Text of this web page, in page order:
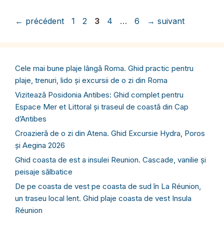
← précédent Page
1 Page
2 Page
3 Page
4 … Page
6 → suivant
Cele mai bune plaje lângă Roma. Ghid practic pentru
plaje, trenuri, lido și excursii de o zi din Roma
Vizitează Posidonia Antibes: Ghid complet pentru
Espace Mer et Littoral și traseul de coastă din Cap
d’Antibes
Croazieră de o zi din Atena. Ghid Excursie Hydra, Poros
și Aegina 2026
Ghid coasta de est a insulei Reunion. Cascade, vanilie și
peisaje sălbatice
De pe coasta de vest pe coasta de sud în La Réunion,
un traseu local lent. Ghid plaje coasta de vest Insula
Réunion